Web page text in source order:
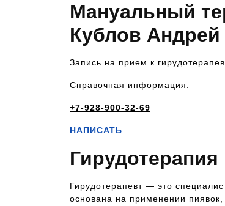
Мануальный
Кублов
Запись на прием к
Справочная информация:
+7-928-900-32-69
НАПИСАТЬ
Гирудотерапевт — это
основана на применении